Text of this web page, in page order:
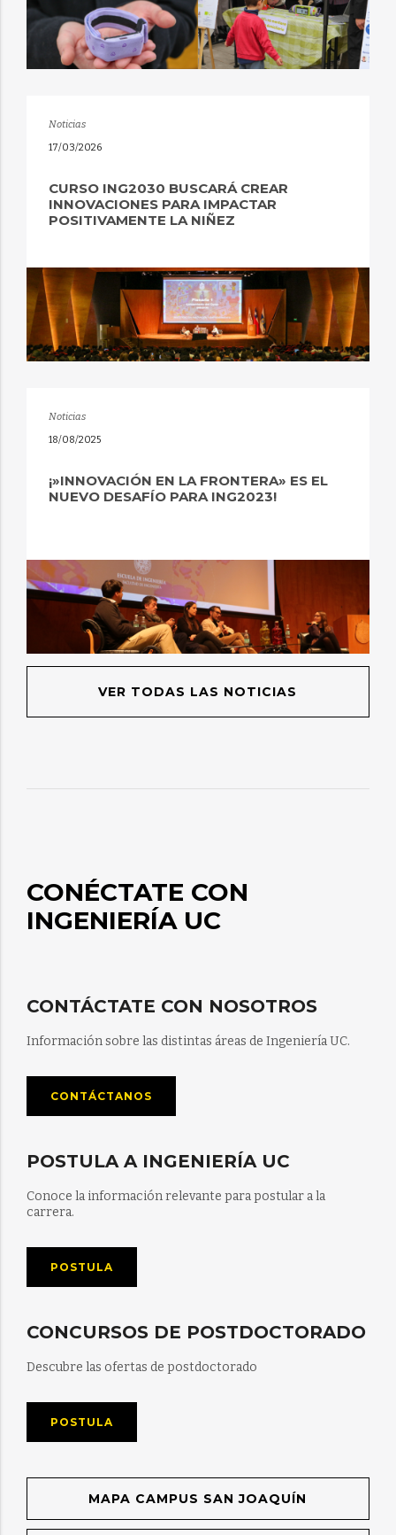
Noticias
17/03/2026
CURSO ING2030 BUSCARÁ CREAR
INNOVACIONES PARA IMPACTAR
POSITIVAMENTE LA NIÑEZ
Noticias
18/08/2025
¡»INNOVACIÓN EN LA FRONTERA» ES EL
NUEVO DESAFÍO PARA ING2023!
VER TODAS LAS NOTICIAS
CONÉCTATE CON
INGENIERÍA UC
CONTÁCTATE CON NOSOTROS
Información sobre las distintas áreas de Ingeniería UC.
CONTÁCTANOS
POSTULA A INGENIERÍA UC
Conoce la información relevante para postular a la
carrera.
POSTULA
CONCURSOS DE POSTDOCTORADO
Descubre las ofertas de postdoctorado
POSTULA
MAPA CAMPUS SAN JOAQUÍN